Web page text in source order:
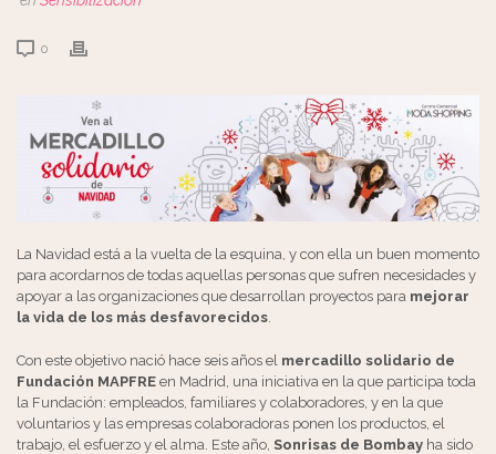
0
La Navidad está a la vuelta de la esquina, y con ella un buen momento
para acordarnos de todas aquellas personas que sufren necesidades y
apoyar a las organizaciones que desarrollan proyectos para mejorar
la vida de los más desfavorecidos
Con este objetivo nació hace seis años el mercadillo solidario de
Fundación MAPFRE en Madrid, una iniciativa en la que participa toda
la Fundación: empleados, familiares y colaboradores, y en la que
voluntarios y las empresas colaboradoras ponen los productos, el
trabajo, el esfuerzo y el alma. Este año, Sonrisas de Bombay ha sido